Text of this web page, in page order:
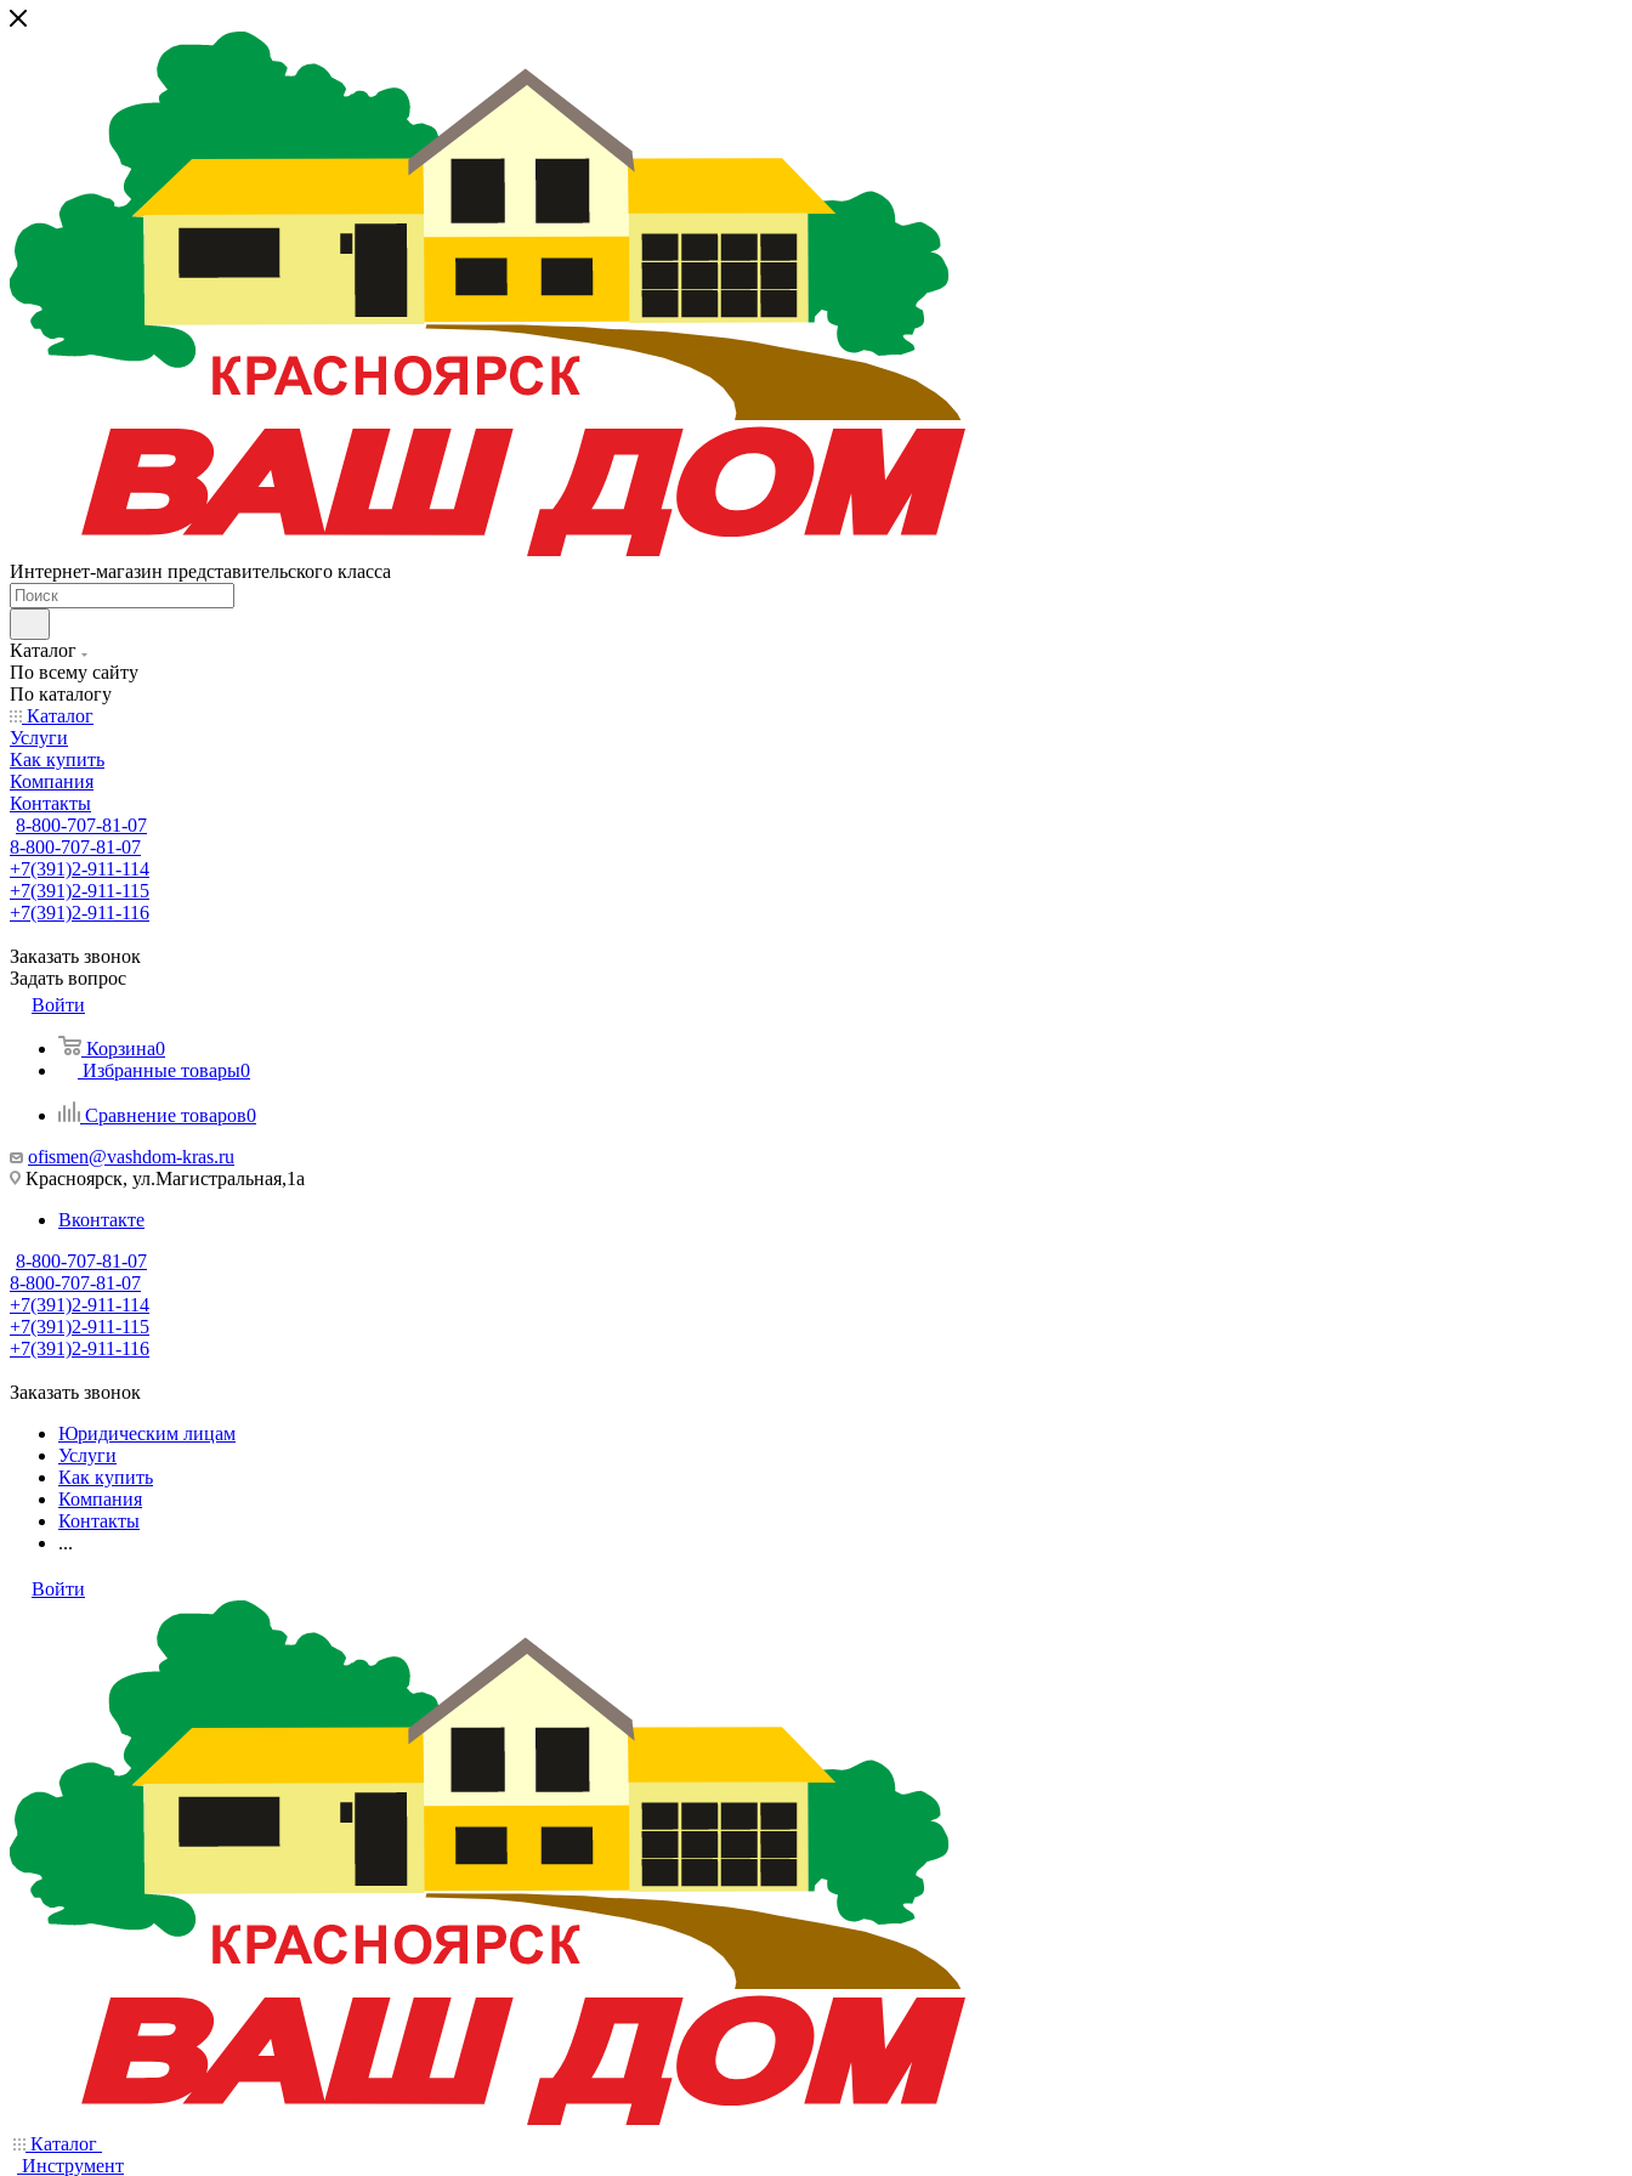
Интернет-магазин представительского класса
Каталог
По всему сайту
По каталогу
Каталог
Услуги
Как купить
Компания
Контакты
8-800-707-81-07
8-800-707-81-07
+7(391)2-911-114
+7(391)2-911-115
+7(391)2-911-116
Заказать звонок
Задать вопрос
Войти
Корзина0
Избранные товары0
Сравнение товаров0
ofismen@vashdom-kras.ru
Красноярск, ул.Магистральная,1а
Вконтакте
8-800-707-81-07
8-800-707-81-07
+7(391)2-911-114
+7(391)2-911-115
+7(391)2-911-116
Заказать звонок
Юридическим лицам
Услуги
Как купить
Компания
Контакты
...
Войти
Каталог
Инструмент